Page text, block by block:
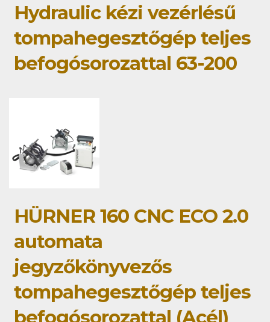
Hydraulic kézi vezérlésű
tompahegesztőgép teljes
befogósorozattal 63-200
HÜRNER 160 CNC ECO 2.0
automata
jegyzőkönyvezős
tompahegesztőgép teljes
befogósorozattal (Acél)